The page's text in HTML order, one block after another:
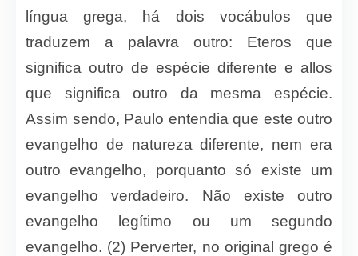
língua grega, há dois vocábulos que
traduzem a palavra outro: Eteros que
significa outro de espécie diferente e allos
que significa outro da mesma espécie.
Assim sendo, Paulo entendia que este outro
evangelho de natureza diferente, nem era
outro evangelho, porquanto só existe um
evangelho verdadeiro. Não existe outro
evangelho legítimo ou um segundo
evangelho. (2) Perverter, no original grego é